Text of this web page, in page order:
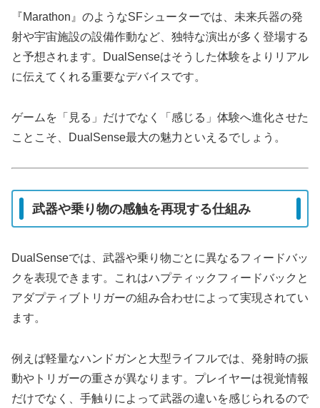
『Marathon』のようなSFシューターでは、未来兵器の発
射や宇宙施設の設備作動など、独特な演出が多く登場する
と予想されます。DualSenseはそうした体験をよりリアル
に伝えてくれる重要なデバイスです。
ゲームを「見る」だけでなく「感じる」体験へ進化させた
ことこそ、DualSense最大の魅力といえるでしょう。
武器や乗り物の感触を再現する仕組み
DualSenseでは、武器や乗り物ごとに異なるフィードバッ
クを表現できます。これはハプティックフィードバックと
アダプティブトリガーの組み合わせによって実現されてい
ます。
例えば軽量なハンドガンと大型ライフルでは、発射時の振
動やトリガーの重さが異なります。プレイヤーは視覚情報
だけでなく、手触りによって武器の違いを感じられるので